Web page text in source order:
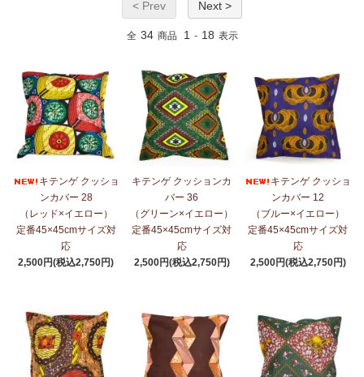
< Prev Next >
全 34 商品 1 - 18 表示
キテンゲ クッショ
ンカバー 28
（レッド×イエロー）
定番45×45cmサイズ対
応
2,500円(税込2,750円)
キテンゲ クッションカ
バー 36
（グリーン×イエロー）
定番45×45cmサイズ対
応
2,500円(税込2,750円)
キテンゲ クッショ
ンカバー 12
（ブルー×イエロー）
定番45×45cmサイズ対
応
2,500円(税込2,750円)